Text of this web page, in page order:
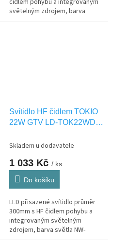
čidlem pohybu a integrovaným
světelným zdrojem, barva
světla NW-neutrální bílá. Vhodná
Svítidlo HF čidlem TOKIO
22W GTV LD-TOK22WD-
Skladem u dodavatele
1 033 Kč / ks
Do košíku
LED přisazené svítidlo průměr
300mm s HF čidlem pohybu a
integrovaným světelným
zdrojem, barva světla NW-
neutrální bílá. Vhodná pro